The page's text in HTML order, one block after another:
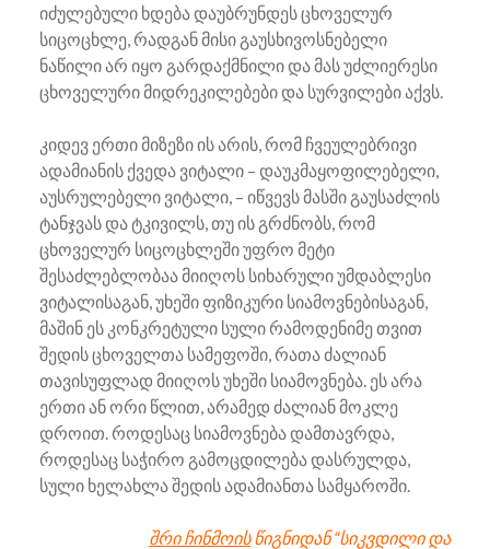
იძულებული ხდება დაუბრუნდეს ცხოველურ
სიცოცხლე, რადგან მისი გაუსხივოსნებელი
ნაწილი არ იყო გარდაქმნილი და მას უძლიერესი
ცხოველური მიდრეკილებები და სურვილები აქვს.
კიდევ ერთი მიზეზი ის არის, რომ ჩვეულებრივი
ადამიანის ქვედა ვიტალი – დაუკმაყოფილებელი,
აუსრულებელი ვიტალი, – იწვევს მასში გაუსაძლის
ტანჯვას და ტკივილს, თუ ის გრძნობს, რომ
ცხოველურ სიცოცხლეში უფრო მეტი
შესაძლებლობაა მიიღოს სიხარული უმდაბლესი
ვიტალისაგან, უხეში ფიზიკური სიამოვნებისაგან,
მაშინ ეს კონკრეტული სული რამოდენიმე თვით
შედის ცხოველთა სამეფოში, რათა ძალიან
თავისუფლად მიიღოს უხეში სიამოვნება. ეს არა
ერთი ან ორი წლით, არამედ ძალიან მოკლე
დროით. როდესაც სიამოვნება დამთავრდა,
როდესაც საჭირო გამოცდილება დასრულდა,
სული ხელახლა შედის ადამიანთა სამყაროში.
შრი ჩინმოისწიგნიდან “სიკვდილი და